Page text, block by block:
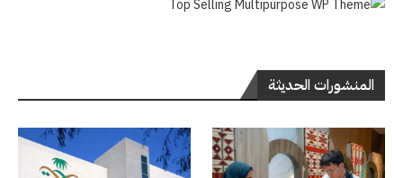
المنشورات الحديثة